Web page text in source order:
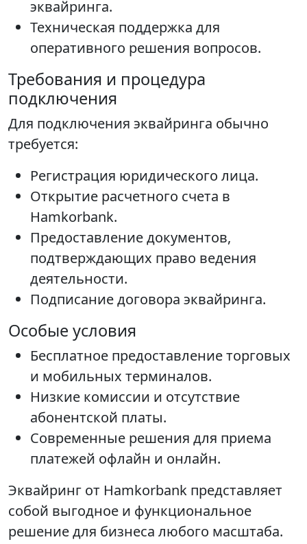
эквайринга.
Техническая поддержка для
оперативного решения вопросов.
Требования и процедура
подключения
Для подключения эквайринга обычно
требуется:
Регистрация юридического лица.
Открытие расчетного счета в
Hamkorbank.
Предоставление документов,
подтверждающих право ведения
деятельности.
Подписание договора эквайринга.
Особые условия
Бесплатное предоставление торговых
и мобильных терминалов.
Низкие комиссии и отсутствие
абонентской платы.
Современные решения для приема
платежей офлайн и онлайн.
Эквайринг от Hamkorbank представляет
собой выгодное и функциональное
решение для бизнеса любого масштаба.